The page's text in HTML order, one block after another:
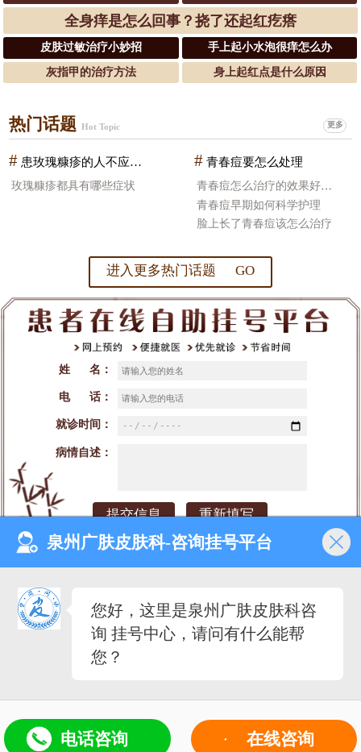
全身痒是怎么回事？挠了还起红疙瘩
皮肤过敏治疗小妙招 手上起小水泡很痒怎么办
灰指甲的治疗方法 身上起红点是什么原因
热门话题 Hot Topic 更多
# 患玫瑰糠疹的人不应该吃什么食物
玫瑰糠疹都具有哪些症状
# 青春痘要怎么处理
青春痘怎么治疗的效果好一些
青春痘早期如何科学护理
脸上长了青春痘该怎么治疗
进入更多热门话题 GO
姓 名：
电 话：
就诊时间：
病情自述：
就诊时间：早8：00-晚18：00（节假日不休）
来院地址：泉州市丰泽区泉秀街道泉淮社区田安南路420号
医疗广告审查证明文号：（闽-泉-丰）医广【2020】
泉州广肤皮肤科-咨询挂号平台
您好，这里是泉州广肤皮肤科咨
询 挂号中心，请问有什么能帮
您？
电话咨询 在线咨询